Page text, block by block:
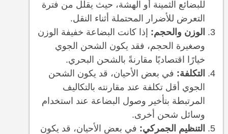
للبضائع الثمينة أو الهشة، حيث يقلل من فترة
التعرض للأضرار المحتملة أثناء النقل.
الوزن والحجم: إذا كانت البضاعة خفيفة الوزن
وصغيرة الحجم، فقد يكون الشحن الجوي
خيارًا اقتصاديًا مقارنةً بالشحن البحري.
التكلفة: في بعض الأحيان، قد يكون الشحن
الجوي أقل تكلفة عند مقارنته بالتكاليف
المرتبطة بتأخير وصول البضاعة عند استخدام
وسائل شحن أخرى.
التنظيم الجمركي: في بعض الأحيان، قد يكون